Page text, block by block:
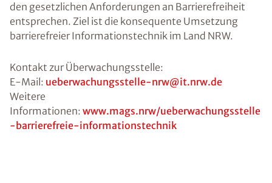
den gesetzlichen Anforderungen an Barrierefreiheit
entsprechen. Ziel ist die konsequente Umsetzung
barrierefreier Informationstechnik im Land NRW.
Kontakt zur Überwachungsstelle:
E-Mail: ueberwachungsstelle-nrw@it.nrw.de
Weitere
Informationen: www.mags.nrw/ueberwachungsstelle
-barrierefreie-informationstechnik